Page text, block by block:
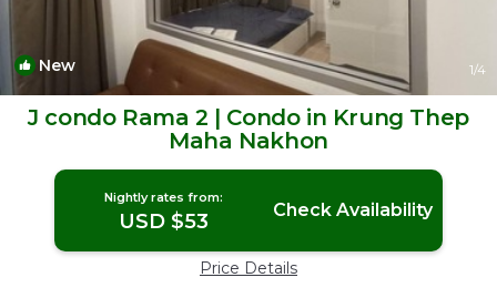
New 1/4
J condo Rama 2 | Condo in Krung Thep
Maha Nakhon
Nightly rates from:
USD $53 Check Availability
Price Details